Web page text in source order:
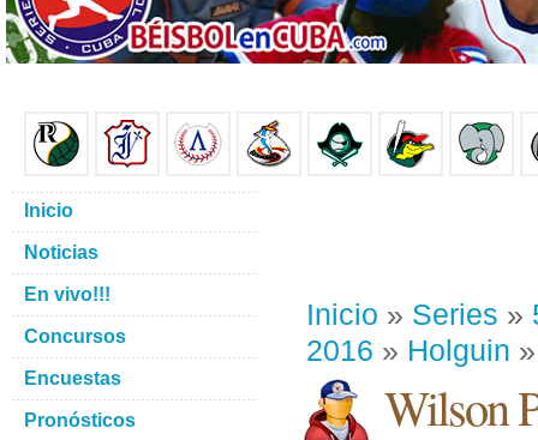
Inicio » Series »
2016 » Holguin
Wilson
Inicio
Noticias
En vivo!!!
Concursos
Encuestas
Pronósticos